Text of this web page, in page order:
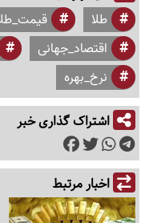
طلا
اقتصاد_جهانی
نرخ_بهره
اشتراک گذاری خبر
اخبار مرتبط